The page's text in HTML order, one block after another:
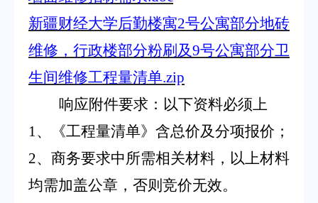
新疆财经大学后勤楼寓2号公寓部分地砖
维修，行政楼部分粉刷及9号公寓部分卫
生间维修工程量清单.zip
响应附件要求：以下资料必须上
1、《工程量清单》含总价及分项报价；
2、商务要求中所需相关材料，以上材料
均需加盖公章，否则竞价无效。